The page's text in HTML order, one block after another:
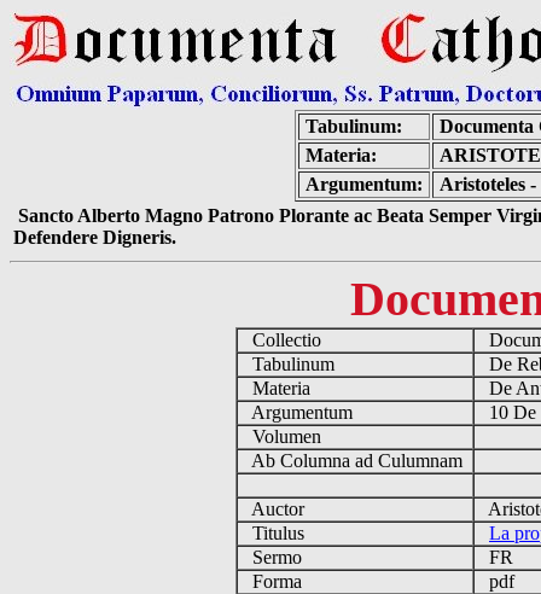
Tabulinum:
Documenta
Materia:
Argumentum:
Aristoteles
Sancto Alberto Magno Patrono Plorante ac Beata Semper
Defendere Digneris.
Collectio
Tabulinum
De
Materia
De
Argumentum
10 De
Volumen
Ab Columna ad Culumnam
Auctor
Titulus
La
Sermo
FR
Forma
pdf